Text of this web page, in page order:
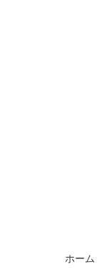
ホーム